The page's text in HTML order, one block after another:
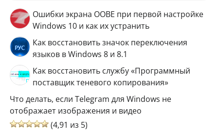
Ошибки экрана OOBE при первой настройке
Windows 10 и как их устранить
Как восстановить значок переключения
языков в Windows 8 и 8.1
Как восстановить службу «Программный
поставщик теневого копирования»
Что делать, если Telegram для Windows не
отображает изображения и видео
(4,91 из 5)